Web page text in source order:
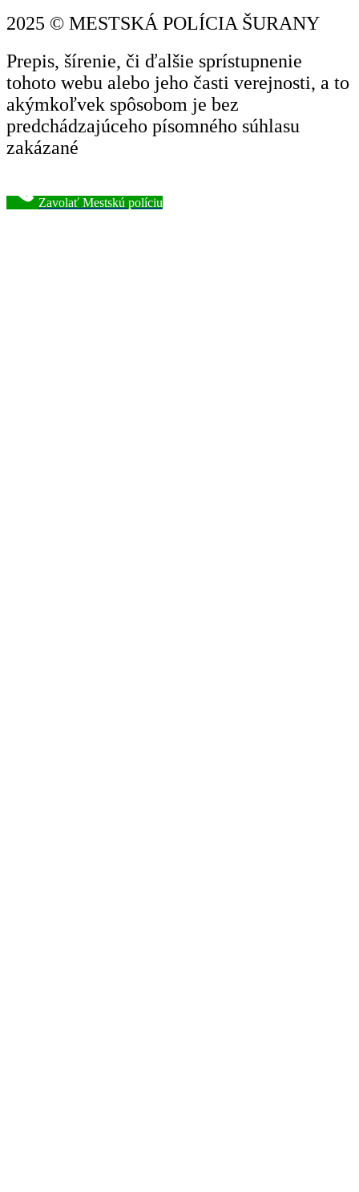
2025 © MESTSKÁ POLÍCIA ŠURANY
Prepis, šírenie, či ďalšie sprístupnenie
tohoto webu alebo jeho časti verejnosti, a to
akýmkoľvek spôsobom je bez
predchádzajúceho písomného súhlasu
zakázané
Zavolať Mestskú políciu